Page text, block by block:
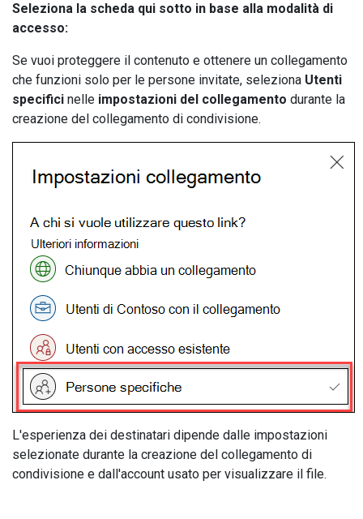
Seleziona la scheda qui sotto in base alla modalità di
accesso:
Se vuoi proteggere il contenuto e ottenere un collegamento
che funzioni solo per le persone invitate, seleziona Utenti
specifici nelle impostazioni del collegamento durante la
creazione del collegamento di condivisione.
L'esperienza dei destinatari dipende dalle impostazioni
selezionate durante la creazione del collegamento di
condivisione e dall'account usato per visualizzare il file.